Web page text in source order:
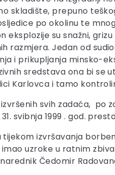
skladište, prepuno
po okolinu te
eksplozije su snažni,
razmjera. Jedan od
i prikupljanja minsko-
sredstava ona bi se
Karlovca i tamo
svih zadaća, po
svibnja 1999 . god.
izvršavanja
uzroke u ratnim
Čedomir